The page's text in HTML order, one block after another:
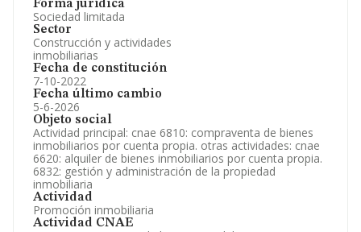
Forma jurídica
Sociedad limitada
Sector
Construcción y actividades
inmobiliarias
Fecha de constitución
7-10-2022
Fecha último cambio
5-6-2026
Objeto social
Actividad principal: cnae 6810: compraventa de bienes
inmobiliarios por cuenta propia. otras actividades: cnae
6620: alquiler de bienes inmobiliarios por cuenta propia.
6832: gestión y administración de la propiedad
inmobiliaria
Actividad
Promoción inmobiliaria
Actividad CNAE